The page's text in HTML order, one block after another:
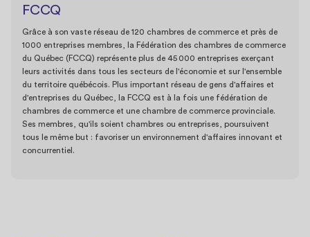
FCCQ
Grâce à son vaste réseau de 120 chambres de commerce et près de
1000 entreprises membres, la Fédération des chambres de commerce
du Québec (FCCQ) représente plus de 45 000 entreprises exerçant
leurs activités dans tous les secteurs de l'économie et sur l'ensemble
du territoire québécois. Plus important réseau de gens d'affaires et
d'entreprises du Québec, la FCCQ est à la fois une fédération de
chambres de commerce et une chambre de commerce provinciale.
Ses membres, qu'ils soient chambres ou entreprises, poursuivent
tous le même but : favoriser un environnement d'affaires innovant et
concurrentiel.